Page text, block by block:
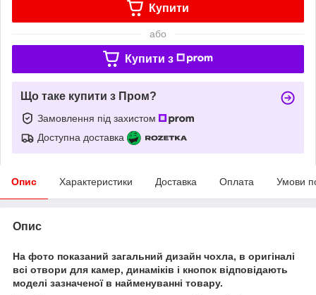
Купити
або
Купити з
Що таке купити з Пром?
Замовлення під захистом
Доступна доставка
Опис Характеристики Доставка Оплата Умови
Опис
На фото показаний загальний дизайн чохла, в оригіналі
всі отвори для камер, динаміків і кнопок відповідають
моделі зазначеної в найменуванні товару.